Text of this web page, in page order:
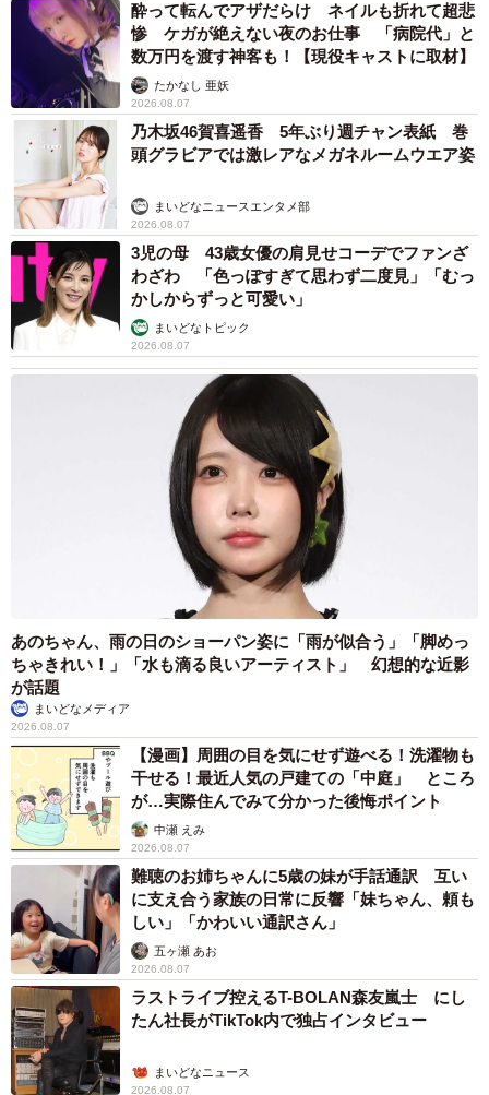
酔って転んでアザだらけ ネイルも折れて超悲
惨 ケガが絶えない夜のお仕事 「病院代」と
数万円を渡す神客も！【現役キャストに取材】
たかなし 亜妖
2026.08.07
乃木坂46賀喜遥香 5年ぶり週チャン表紙 巻
頭グラビアでは激レアなメガネルームウエア姿
まいどなニュースエンタメ部
2026.08.07
3児の母 43歳女優の肩見せコーデでファンざ
わざわ 「色っぽすぎて思わず二度見」「むっ
かしからずっと可愛い」
まいどなトピック
2026.08.07
あのちゃん、雨の日のショーパン姿に「雨が似合う」「脚めっ
ちゃきれい！」「水も滴る良いアーティスト」 幻想的な近影
が話題
まいどなメディア
2026.08.07
【漫画】周囲の目を気にせず遊べる！洗濯物も
干せる！最近人気の戸建ての「中庭」 ところ
が…実際住んでみて分かった後悔ポイント
中瀬 えみ
2026.08.07
難聴のお姉ちゃんに5歳の妹が手話通訳 互い
に支え合う家族の日常に反響「妹ちゃん、頼も
しい」「かわいい通訳さん」
五ヶ瀬 あお
2026.08.07
ラストライブ控えるT-BOLAN森友嵐士 にし
たん社長がTikTok内で独占インタビュー
まいどなニュース
2026.08.07